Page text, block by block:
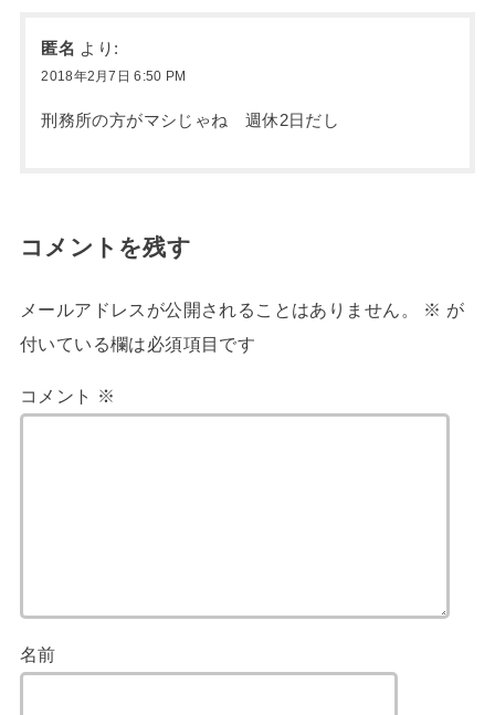
匿名 より:
2018年2月7日 6:50 PM
刑務所の方がマシじゃね 週休2日だし
コメントを残す
メールアドレスが公開されることはありません。 ※ が
付いている欄は必須項目です
コメント ※
名前